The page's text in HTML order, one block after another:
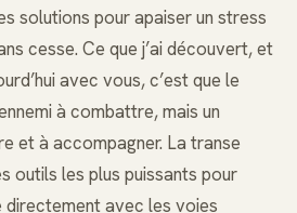
solutions pour apaiser un stress
cesse. Ce que j’ai découvert, et
avec vous, c’est que le
à combattre, mais un
et à accompagner. La transe
outils les plus puissants pour
avec les voies